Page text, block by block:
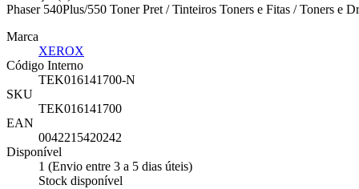
Phaser 540Plus/550 Toner Pret / Tinteiros Toners e Fitas / Toners e
Marca
XEROX
Código Interno
TEK016141700-N
SKU
TEK016141700
EAN
0042215420242
Disponível
1 (Envio entre 3 a 5 dias úteis)
Stock disponível